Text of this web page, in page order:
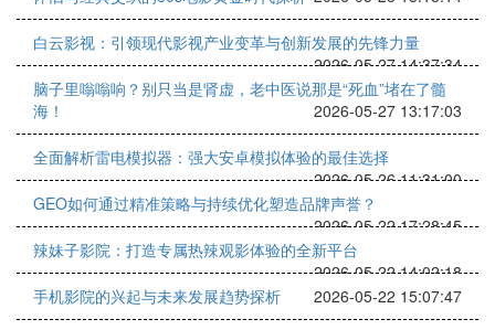
白云影视：引领现代影视产业变革与创新发展的先锋力量
2026-05-27 14:37:34
脑子里嗡嗡响？别只当是肾虚，老中医说那是“死血”堵在了髓
海！
2026-05-27 13:17:03
全面解析雷电模拟器：强大安卓模拟体验的最佳选择
2026-05-26 11:31:00
GEO如何通过精准策略与持续优化塑造品牌声誉？
2026-05-22 17:28:45
辣妹子影院：打造专属热辣观影体验的全新平台
2026-05-22 14:02:18
手机影院的兴起与未来发展趋势探析
2026-05-22 15:07:47